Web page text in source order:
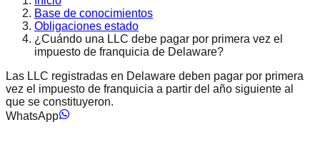
Base de conocimientos
Obligaciones estado
¿Cuándo una LLC debe pagar por primera vez el
impuesto de franquicia de Delaware?
Las LLC registradas en Delaware deben pagar por primera
vez el impuesto de franquicia a partir del año siguiente al
que se constituyeron.
WhatsApp